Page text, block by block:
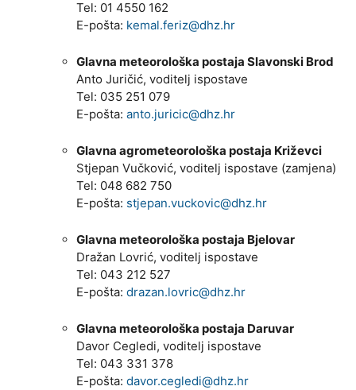
Tel: 01 4550 162
E-pošta: kemal.feriz@dhz.hr
Glavna meteorološka postaja Slavonski Brod
Anto Juričić, voditelj ispostave
Tel: 035 251 079
E-pošta: anto.juricic@dhz.hr
Glavna agrometeorološka postaja Križevci
Stjepan Vučković, voditelj ispostave (zamjena)
Tel: 048 682 750
E-pošta: stjepan.vuckovic@dhz.hr
Glavna meteorološka postaja Bjelovar
Dražan Lovrić, voditelj ispostave
Tel: 043 212 527
E-pošta: drazan.lovric@dhz.hr
Glavna meteorološka postaja Daruvar
Davor Cegledi, voditelj ispostave
Tel: 043 331 378
E-pošta: davor.cegledi@dhz.hr